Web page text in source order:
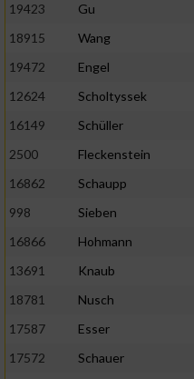
19423
Gu
18915
Wang
19472
Engel
12624
Scholtyssek
16149
Schüller
2500
Fleckenstein
16862
Schaupp
998
Sieben
16866
Hohmann
13691
Knaub
18781
Nusch
17587
Esser
17572
Schauer